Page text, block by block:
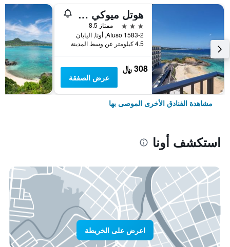
هوتل ميوكي بيتش
3 نجوم
ممتاز 8.5
Afuso 1583-2, أونا, اليابان
4.5 كيلومتر عن وسط المدينة
308 ﷼
عرض الصفقة
مشاهدة الفنادق الأخرى الموصى بها
استكشف أونا
اعرض على الخريطة